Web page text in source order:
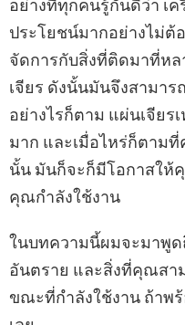
อย่างที่ทุกคนรู้กันดีว่า เค
ประโยชน์มากอย่างไม่ต้อ
จัดการกับสิ่งที่ติดมาที่หล
เจียร ดังนั้นมันจึงสามา
อย่างไรก็ตาม แผ่นเจียร
มาก และเมื่อไหร่ก็ตามที่
นั้น มันก็จะก็มีโอกาสให้
คุณกำลังใช้งาน
ในบทความนี้ผมจะมาพูด